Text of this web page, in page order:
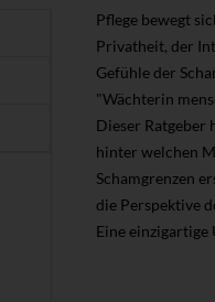
Pflege bewegt
Privatheit, der
Gefühle der
"Wächterin
Dieser Ratgeber
hinter welchen
Schamgrenzen
die Perspektive
Eine